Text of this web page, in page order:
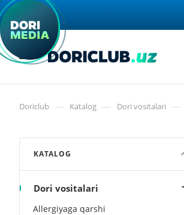
Doriclub — Katalog — Dori vositalari —
KATALOG
Dori vositalari
Allergiyaga qarshi